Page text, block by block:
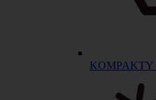
KOMPAKTY